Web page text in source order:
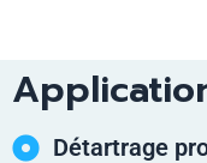
Détartrage